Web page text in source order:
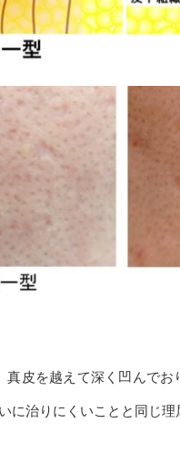
皮を越えて深く凹んで
に治りにくいことと同じ理